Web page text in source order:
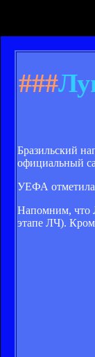
###
Бразильский
официальный
УЕФА отметила
Напомним, что
этапе ЛЧ).